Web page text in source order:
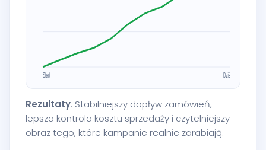
Rezultaty: Stabilniejszy dopływ zamówień,
lepsza kontrola kosztu sprzedaży i czytelniejszy
obraz tego, które kampanie realnie zarabiają.